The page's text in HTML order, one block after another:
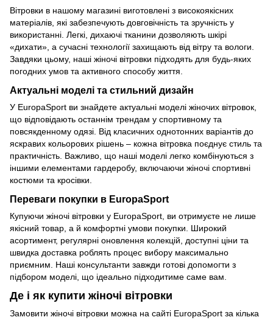
Вітровки в нашому магазині виготовлені з високоякісних
матеріалів, які забезпечують довговічність та зручність у
використанні. Легкі, дихаючі тканини дозволяють шкірі
«дихати», а сучасні технології захищають від вітру та вологи.
Завдяки цьому, наші жіночі вітровки підходять для будь-яких
погодних умов та активного способу життя.
Актуальні моделі та стильний дизайн
У EuropaSport ви знайдете актуальні моделі жіночих вітровок,
що відповідають останнім трендам у спортивному та
повсякденному одязі. Від класичних однотонних варіантів до
яскравих кольорових рішень – кожна вітровка поєднує стиль та
практичність. Важливо, що наші моделі легко комбінуються з
іншими елементами гардеробу, включаючи жіночі спортивні
костюми та кросівки.
Переваги покупки в EuropaSport
Купуючи жіночі вітровки у EuropaSport, ви отримуєте не лише
якісний товар, а й комфортні умови покупки. Широкий
асортимент, регулярні оновлення колекцій, доступні ціни та
швидка доставка роблять процес вибору максимально
приємним. Наші консультанти завжди готові допомогти з
підбором моделі, що ідеально підходитиме саме вам.
Де і як купити жіночі вітровки
Замовити жіночі вітровки можна на сайті EuropaSport за кілька